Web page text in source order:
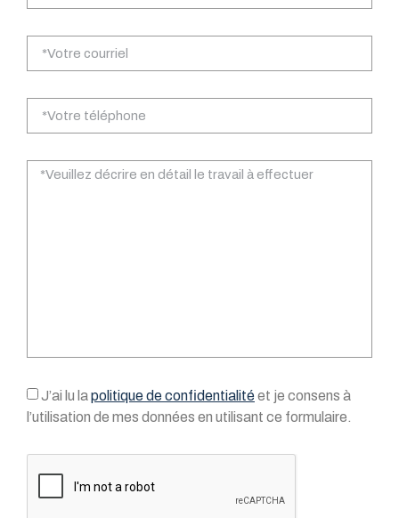
J’ai lu lapolitique de confidentialitéet je consens à
l’utilisation de mes données en utilisant ce formulaire.